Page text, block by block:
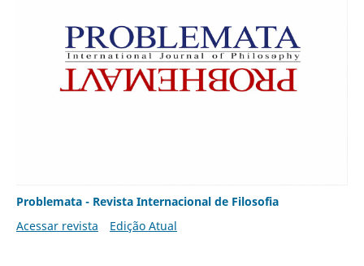
Problemata - Revista Internacional de Filosofia
Acessar revista
Edição Atual